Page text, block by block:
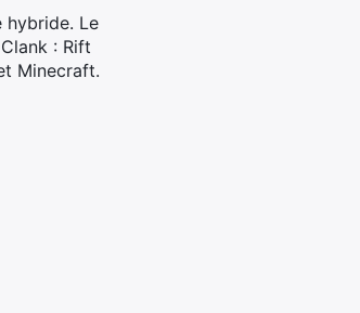
hybride. Le
: Rift
Minecraft.